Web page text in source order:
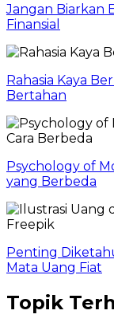
Jangan Biarkan
Finansial
Rahasia Kaya
Bertahan
Psychology of
yang Berbeda
Penting
Mata Uang Fiat
Topik